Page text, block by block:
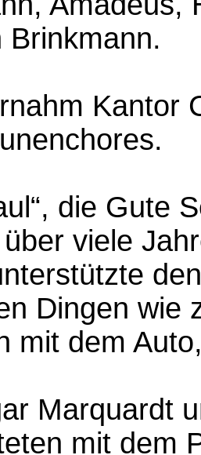
Brinkmann.
Kantor
die Gute
viele
Dingen wie
mit dem
Marquardt
mit dem